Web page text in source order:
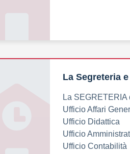
La Segreteria
La SEGRETERIA
Ufficio Affari
Ufficio Didattica
Ufficio
Ufficio Contabilità